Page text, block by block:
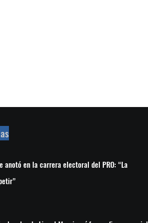
anotó en la carrera electoral del PRO: “La